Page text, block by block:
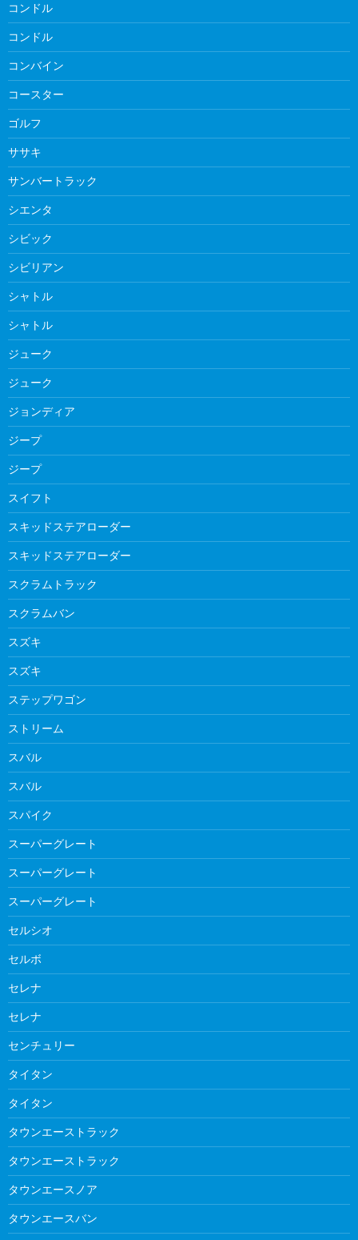
コンドル
コンドル
コンバイン
コースター
ゴルフ
ササキ
サンバートラック
シエンタ
シビック
シビリアン
シャトル
シャトル
ジューク
ジューク
ジョンディア
ジープ
ジープ
スイフト
スキッドステアローダー
スキッドステアローダー
スクラムトラック
スクラムバン
スズキ
スズキ
ステップワゴン
ストリーム
スバル
スバル
スパイク
スーパーグレート
スーパーグレート
スーパーグレート
セルシオ
セルボ
セレナ
セレナ
センチュリー
タイタン
タイタン
タウンエーストラック
タウンエーストラック
タウンエースノア
タウンエースバン